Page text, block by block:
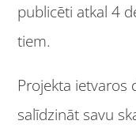
publicēti atkal 4
tiem.
Projekta ietvaros
salīdzināt savu